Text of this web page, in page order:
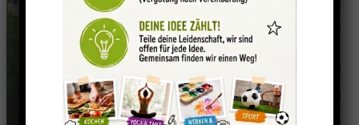
Hinweise für ein
besseres Lernen